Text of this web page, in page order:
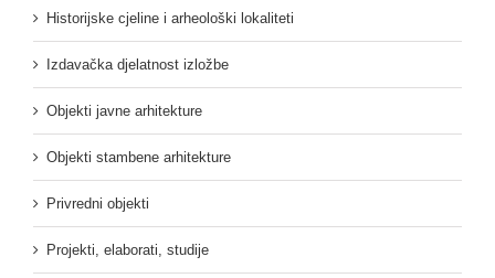
Historijske cjeline i arheološki lokaliteti
Izdavačka djelatnost izložbe
Objekti javne arhitekture
Objekti stambene arhitekture
Privredni objekti
Projekti, elaborati, studije